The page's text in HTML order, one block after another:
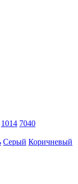
1014 7040
Серый Коричневый